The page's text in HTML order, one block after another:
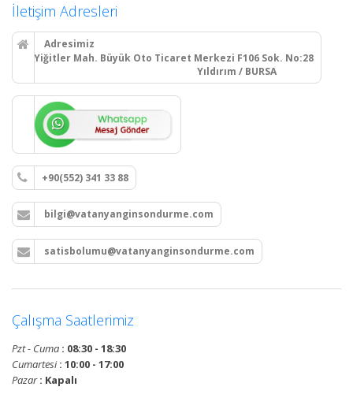
İletişim Adresleri
Adresimiz
Yiğitler Mah. Büyük Oto Ticaret Merkezi F106 Sok. No:28
Yıldırım / BURSA
+90(552) 341 33 88
bilgi@vatanyanginsondurme.com
satisbolumu@vatanyanginsondurme.com
Çalışma Saatlerimiz
Pzt - Cuma : 08:30 - 18:30
Cumartesi: 10:00 - 17:00
Pazar: Kapalı